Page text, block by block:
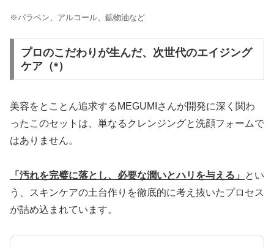
※パラベン、アルコール、鉱物油など
プロのこだわりが生んだ、次世代のエイジング
ケア（*）
美容をとことん追求するMEGUMIさんが開発に深く関わ
ったこのセットは、単なるクレンジングと洗顔フォームで
はありません。
「汚れを完璧に落とし、必要な潤いとハリを与える」
とい
う、スキンケアの土台作りを徹底的に考え抜いたプロセス
が詰め込まれています。